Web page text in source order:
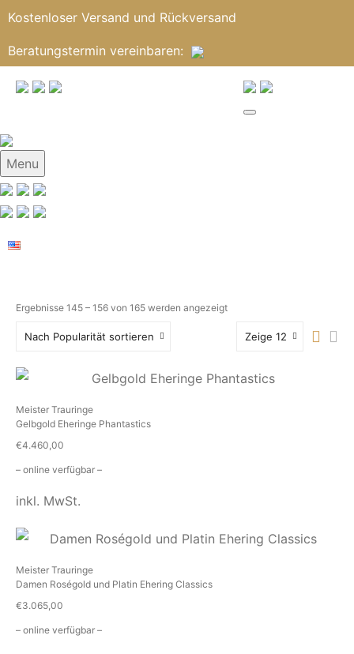
Kostenloser Versand und Rückversand
Beratungstermin vereinbaren:
Menu
Ergebnisse 145 – 156 von 165 werden angezeigt
Nach Popularität sortieren Zeige 12
Meister Trauringe
Gelbgold Eheringe Phantastics
€4.460,00
– online verfügbar –
inkl. MwSt.
Meister Trauringe
Damen Roségold und Platin Ehering Classics
€3.065,00
– online verfügbar –